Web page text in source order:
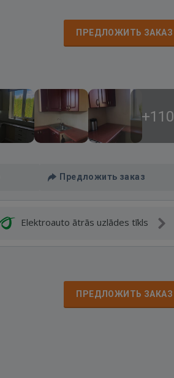
ПРЕДЛОЖИТЬ ЗАКАЗ
+110
Предложить заказ
Elektroauto ātrās uzlādes tīkls
ПРЕДЛОЖИТЬ ЗАКАЗ